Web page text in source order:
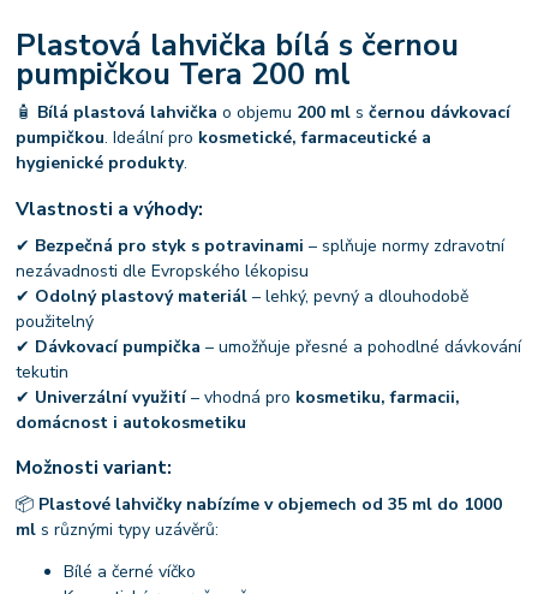
Plastová lahvička bílá s černou
pumpičkou Tera 200 ml
🧴 Bílá plastová lahvička o objemu 200 ml sčernou dávkovací
pumpičkou. Ideální pro kosmetické, farmaceutické a
hygienické produkty.
Vlastnosti a výhody:
✔ Bezpečná pro styk s potravinami – splňuje normy zdravotní
nezávadnosti dle Evropského lékopisu
✔ Odolný plastový materiál – lehký, pevný a dlouhodobě
použitelný
✔ Dávkovací pumpička – umožňuje přesné a pohodlné dávkování
tekutin
✔ Univerzální využití– vhodná pro kosmetiku, farmacii,
domácnost i autokosmetiku
Možnosti variant:
📦 Plastové lahvičky nabízíme v objemech od 35 ml do 1000
ml s různými typy uzávěrů:
Bílé a černé víčko